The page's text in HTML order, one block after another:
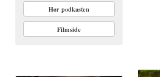
Hør podkasten
Filmside